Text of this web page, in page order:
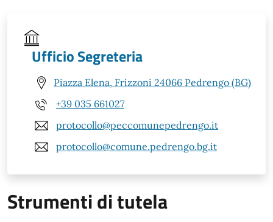
Ufficio Segreteria
Piazza Elena, Frizzoni 24066 Pedrengo (BG)
+39 035 661027
protocollo@peccomunepedrengo.it
protocollo@comune.pedrengo.bg.it
Strumenti di tutela